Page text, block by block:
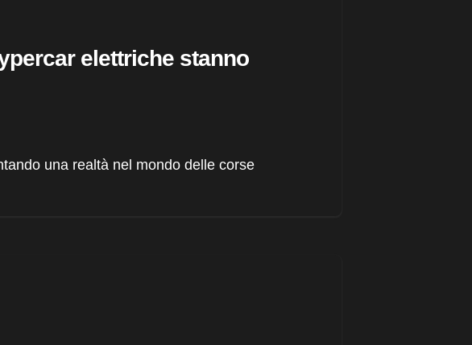
elettriche stanno